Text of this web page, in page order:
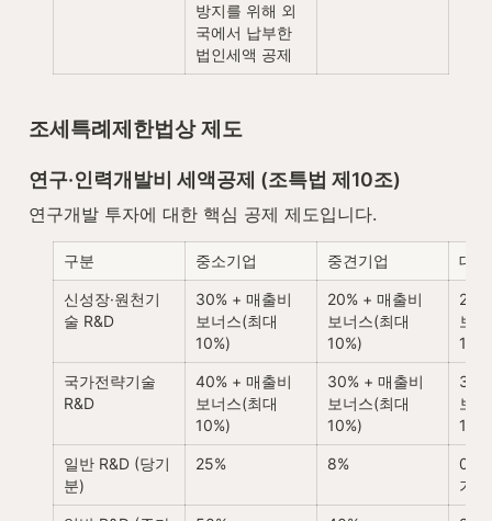
방지를 위해 외
국에서 납부한
법인세액 공제
조세특례제한법상 제도
연구·인력개발비 세액공제 (조특법 제10조)
연구개발 투자에 대한 핵심 공제 제도입니다.
구분 중소기업 중견기업 대
신성장·원천기
술 R&D
30% + 매출비
보너스(최대
10%)
20% + 매출비
보너스(최대
10%)
보
국가전략기술
R&D
40% + 매출비
보너스(최대
10%)
30% + 매출비
보너스(최대
10%)
보
일반 R&D (당기
분)
25% 8%
0--
기